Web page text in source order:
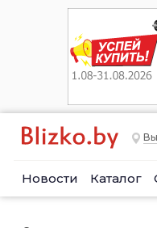
Новости Каталог